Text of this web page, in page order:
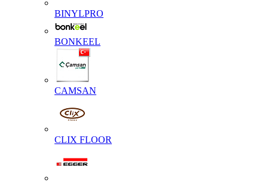
BINYLPRO
BONKEEL
CAMSAN
CLIX FLOOR